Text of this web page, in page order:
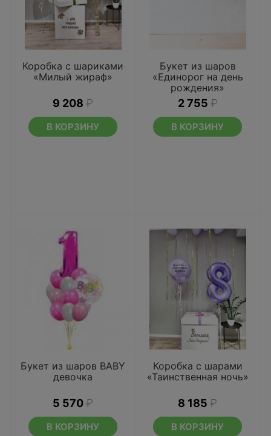
Коробка с шариками
«Милый жираф»
9 208 ₽
В КОРЗИНУ
Букет из шаров
«Единорог на день
рождения»
2 755 ₽
В КОРЗИНУ
Букет из шаров BABY
девочка
5 570 ₽
В КОРЗИНУ
Коробка с шарами
«Таинственная ночь»
8 185 ₽
В КОРЗИНУ